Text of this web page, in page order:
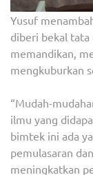
Yusuf
diberi bekal tata
memandikan,
mengkuburkan
“Mudah-
ilmu yang
bimtek ini ada
pemulasaran
meningkatkan